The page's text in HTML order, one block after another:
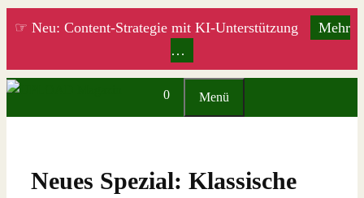
Zum
☞ Neu: Content-Strategie mit KI-Unterstützung
Mehr
…
0 Menü
Neues Spezial: Klassische